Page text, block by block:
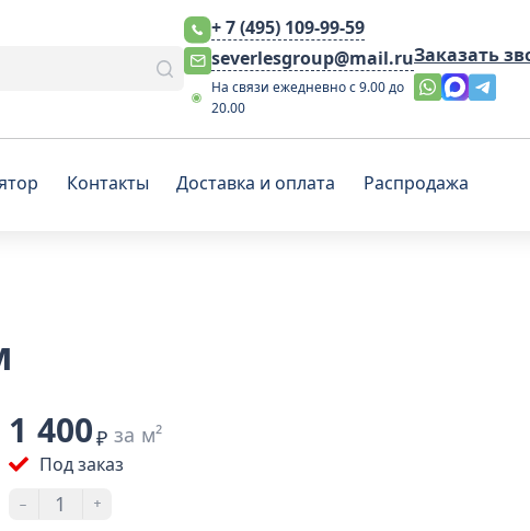
+ 7 (495) 109-99-59
severlesgroup@mail.ru
На связи ежедневно с 9.00 до
20.00
Заказать
Контакты Доставка и оплата Распродажа
1 400 ₽ за м²
Под заказ
-
+